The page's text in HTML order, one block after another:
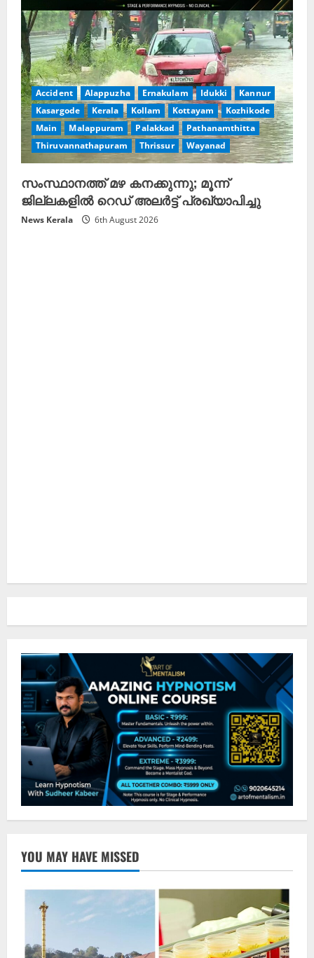
Accident Alappuzha Ernakulam Idukki
Kannur
Kasargode
Kerala Kollam Kottayam
Kozhikode
Main
Malappuram Palakkad
Pathanamthitta
Thiruvannathapuram
Thrissur Wayanad
സംസ്ഥാനത്ത് മഴ കനക്കുന്നു; മൂന്ന്
ജില്ലകളിൽ റെഡ് അലർട്ട് പ്രഖ്യാപിച്ചു
News Kerala 6th August 2026
YOU MAY HAVE MISSED